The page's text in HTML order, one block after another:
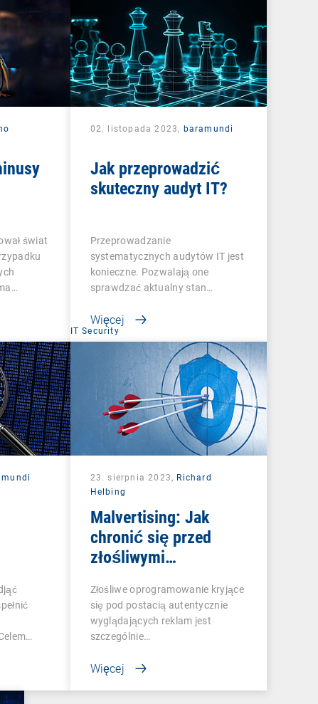
świat
02. listopada 2023, baramundi
Jak przeprowadzić
skuteczny audyt IT?
Przeprowadzanie
systematycznych audytów IT jest
konieczne. Pozwalają one
sprawdzać aktualny stan…
Więcej
IT Security
23. sierpnia 2023, Richard
Helbing
Malvertising: Jak
chronić się przed
złośliwymi
Złośliwe oprogramowanie kryjące
się pod postacią autentycznie
wyglądających reklam jest
szczególnie…
Więcej